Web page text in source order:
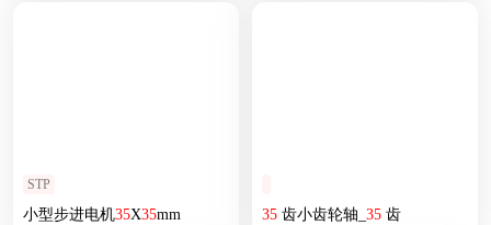
STP
小型步进电机35X35mm 35齿小齿轮轴_ 35齿